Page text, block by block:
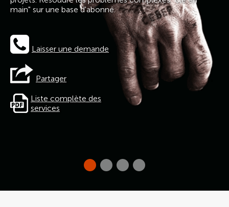
main" sur une base d'abonné.
Laisser une demande
Partager
Liste complète des
services